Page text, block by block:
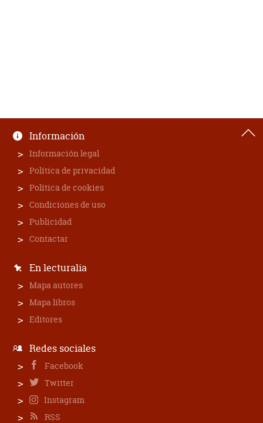
Información
Información legal
Política de privacidad
Política de cookies
Condiciones de uso
Publicidad
Contactar
En lecturalia
Mapa autores
Mapa libros
Editores
Redes sociales
Facebook
Twitter
Instagram
RSS